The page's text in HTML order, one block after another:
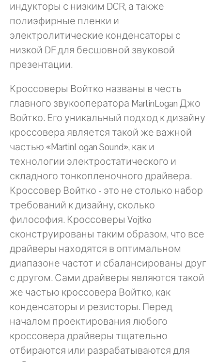
индукторы с низким DCR, а также
полиэфирные пленки и
электролитические конденсаторы с
низкой DF для бесшовной звуковой
презентации.
Кроссоверы Войтко названы в честь
главного звукооператора MartinLogan Джо
Войтко. Его уникальный подход к дизайну
кроссовера является такой же важной
частью «MartinLogan Sound», как и
технологии электростатического и
складного тонкопленочного драйвера.
Кроссовер Войтко - это не столько набор
требований к дизайну, сколько
философия. Кроссоверы Vojtko
сконструированы таким образом, что все
драйверы находятся в оптимальном
диапазоне частот и сбалансированы друг
с другом. Сами драйверы являются такой
же частью кроссовера Войтко, как
конденсаторы и резисторы. Перед
началом проектирования любого
кроссовера драйверы тщательно
отбираются или разрабатываются для